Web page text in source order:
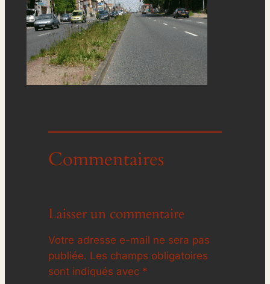
Commentaires
Laisser un commentaire
Votre adresse e-mail ne sera pas
publiée. Les champs obligatoires
sont indiqués avec *